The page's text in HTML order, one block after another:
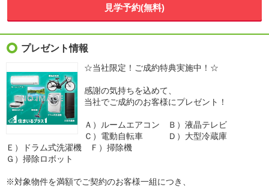
見学予約(無料)
プレゼント情報
☆当社限定！ご成約特典実施中！☆
感謝の気持ちを込めて、
当社でご成約のお客様にプレゼント！
Ａ）ルームエアコン Ｂ）液晶テレビ
Ｃ）電動自転車 Ｄ）大型冷蔵庫
Ｅ）ドラム式洗濯機 Ｆ）掃除機
Ｇ）掃除ロボット
※対象物件を満額でご契約のお客様一組につき、